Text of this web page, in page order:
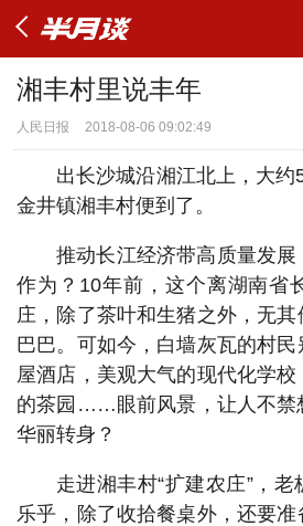
湘丰村里说丰年
人民日报 2018-08-06 09:02:49
出长沙城沿湘江北上，大
金井镇湘丰村便到了。
推动长江经济带高质量发
作为？10年前，这个离湖南省
庄，除了茶叶和生猪之外，无
巴巴。可如今，白墙灰瓦的村
屋酒店，美观大气的现代化学
的茶园……眼前风景，让人不禁
华丽转身？
走进湘丰村“扩建农庄”，
乐乎，除了收拾餐桌外，还要